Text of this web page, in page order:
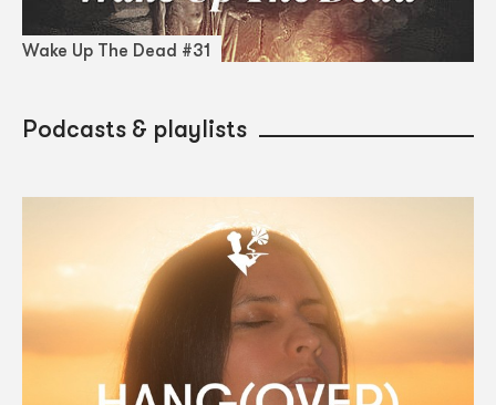
Wake Up The Dead #31
Podcasts & playlists